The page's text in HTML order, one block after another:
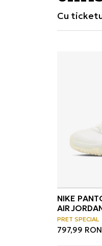
Cu
NIKE
AIR
PRET SPECIAL
797,99 RON